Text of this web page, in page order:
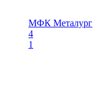
МФК Металург
4
1